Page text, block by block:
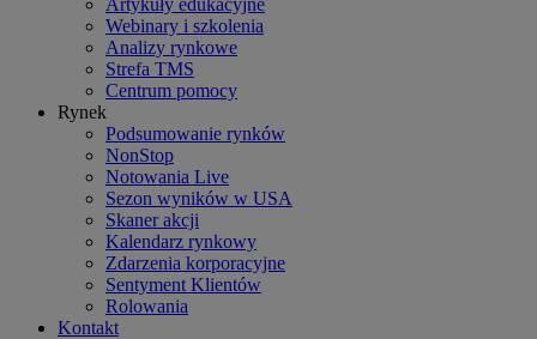
Webinary i szkolenia
Analizy rynkowe
Strefa TMS
Centrum pomocy
Rynek
Podsumowanie rynków
NonStop
Notowania Live
Sezon wyników w USA
Skaner akcji
Kalendarz rynkowy
Zdarzenia korporacyjne
Sentyment Klientów
Rolowania
Kontakt